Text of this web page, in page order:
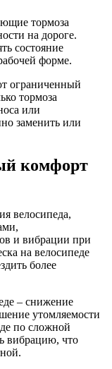
тормоза
на дороге.
состояние
форме.
ограниченный
тормоза
или
заменить или
комфорт
велосипеда,
и вибрации при
на велосипеде
более
– снижение
утомляемости
по сложной
вибрацию, что